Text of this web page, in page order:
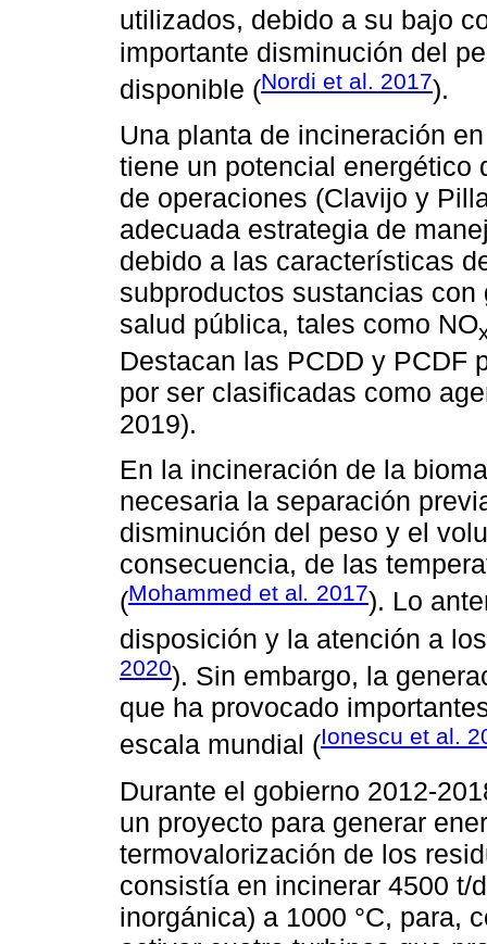
utilizados, debido a su bajo
importante disminución del
disponible (Nordi et al. 2017).
Una planta de incineración
tiene un potencial energético
de operaciones (Clavijo y
adecuada estrategia de
debido a las características
subproductos sustancias
salud pública, tales como NO
Destacan las PCDD y PCDF
por ser clasificadas como
2019).
En la incineración de la
necesaria la separación
disminución del peso y el
consecuencia, de las
(Mohammed et al. 2017). Lo
disposición y la atención a
2020). Sin embargo, la
que ha provocado
escala mundial (Ionescu et al.
Durante el gobierno 2012-
un proyecto para generar
termovalorización de los
consistía en incinerar 4500 t/
inorgánica) a 1000 °C, para,